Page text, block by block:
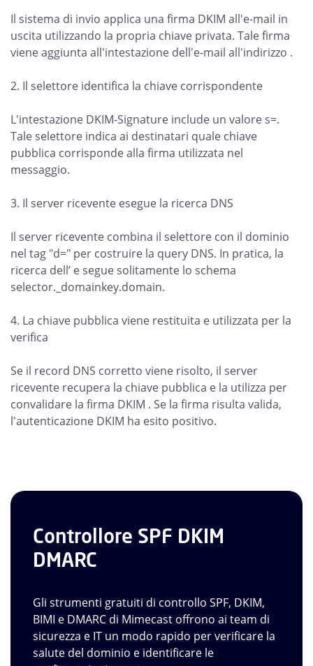
Il sistema di invio applica una firma DKIM all'e-mail in
uscita utilizzando la propria chiave privata. Tale firma
viene aggiunta all'intestazione dell'e-mail all'indirizzo .
2. Il selettore identifica la chiave corrispondente
L'intestazione DKIM-Signature include un valore s=.
Tale selettore indica ai destinatari quale chiave
pubblica corrisponde alla firma utilizzata nel
messaggio.
3. Il server ricevente esegue la ricerca DNS
Il server ricevente combina il selettore con il dominio
nel tag "d=" per costruire la query DNS. In pratica, la
ricerca dell’ e segue solitamente lo schema
selector._domainkey.domain.
4. La chiave pubblica viene restituita e utilizzata per la
verifica
Se il record DNS corretto viene risolto, il server
ricevente recupera la chiave pubblica e la utilizza per
convalidare la firma DKIM . Se la firma risulta valida,
l'autenticazione DKIM ha esito positivo.
Controllore SPF DKIM
DMARC
Gli strumenti gratuiti di controllo SPF, DKIM,
BIMI e DMARC di Mimecast offrono ai team di
sicurezza e IT un modo rapido per verificare la
salute del dominio e identificare le